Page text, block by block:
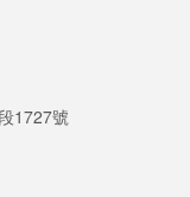
1727號